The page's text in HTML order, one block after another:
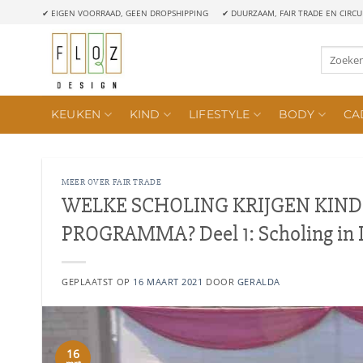
✔ EIGEN VOORRAAD, GEEN DROPSHIPPING ✔ DUURZAAM, FAIR TRADE EN
Zoeken
KEUKEN KIND LIFESTYLE BODY
MEER OVER FAIR TRADE
WELKE SCHOLING KRIJGEN
PROGRAMMA? Deel 1: Scholing
GEPLAATST OP 16 MAART 2021 DOOR GERALDA
16